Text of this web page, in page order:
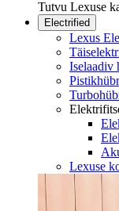
Tutvu Lexuse
Electrified
Lexus
Iselaadiv
Lexuse